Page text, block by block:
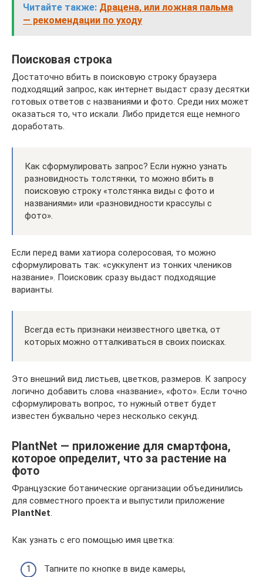
Читайте также: Драцена, или ложная пальма
— рекомендации по уходу
Поисковая строка
Достаточно вбить в поисковую строку браузера
подходящий запрос, как интернет выдаст сразу десятки
готовых ответов с названиями и фото. Среди них может
оказаться то, что искали. Либо придется еще немного
доработать.
Как сформулировать запрос? Если нужно узнать
разновидность толстянки, то можно вбить в
поисковую строку «толстянка виды с фото и
названиями» или «разновидности крассулы с
фото».
Если перед вами хатиора солеросовая, то можно
сформулировать так: «суккулент из тонких члеников
название». Поисковик сразу выдаст подходящие
варианты.
Всегда есть признаки неизвестного цветка, от
которых можно отталкиваться в своих поисках.
Это внешний вид листьев, цветков, размеров. К запросу
логично добавить слова «название», «фото». Если точно
сформулировать вопрос, то нужный ответ будет
известен буквально через несколько секунд.
PlantNet — приложение для смартфона,
которое определит, что за растение на
фото
Французские ботанические организации объединились
для совместного проекта и выпустили приложение
PlantNet.
Как узнать с его помощью имя цветка:
Тапните по кнопке в виде камеры,